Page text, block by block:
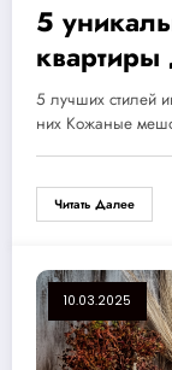
5
квартиры
5 лучших стилей
них Кожаные
Читать Далее
10.03.2025